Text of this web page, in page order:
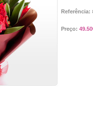
Referência:
Preço: